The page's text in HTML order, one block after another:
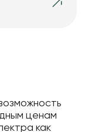
ценам
как